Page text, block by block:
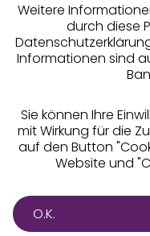
Weitere
durch diese
Informationen sind
Sie können Ihre
mit Wirkung für die
auf den Button
Website und
O.K.